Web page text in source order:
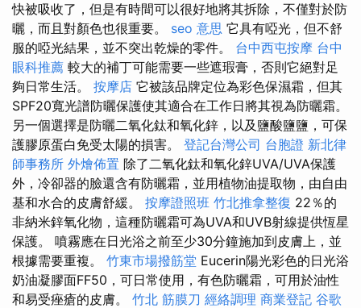
快被吸收了，但是有時間可以很好地將其拆除，不僅對於防
曬，而且對顏色也很重要。 seo 意思 它具有啞光，但不舒
服的啞光結果，並不突出乾燥的零件。 台中西屯按摩 台中
眼科推薦 較大的補丁可能需要一些遮瑕膏，否則它絕對足
夠日常生活。 按摩店 它被該品牌定位為彩色保濕霜，但其
SPF20寬光譜防曬保護使其適合在工作日將其視為防曬霜。
另一個選擇是防曬二氧化鈦和氧化鋅，以及鹽酸鹽鹽，可保
護膠原蛋白免受太陽的損害。 登記台灣公司 台胞證 新北律
師事務所 外燴佈置 除了二氧化鈦和氧化鋅UVA/UVA保護
外，冷卻器的臉還含有防曬霜，並用植物油提取物，由自由
基和水合的皮膚舒緩。 按摩證照班 竹北推拿整復 22％的
非納米鋅氧化物，這種防曬霜可為UVA和UVB射線提供恆星
保護。 噴霧應在日光浴之前至少30分鐘施加到皮膚上，並
根據需要重複。 竹東市場撥筋堂 Eucerin陽光彩色的日光浴
奶油凝膠面FF50，可日常使用，有色防曬霜，可用於油性
和易受痤瘡的皮膚。 竹北 筋膜刀 經絡調理 商業登記 谷歌